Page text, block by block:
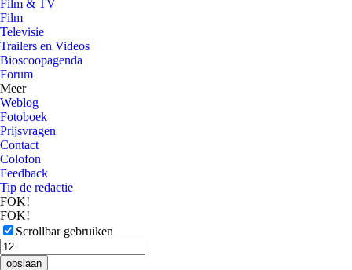
Film & TV
Film
Televisie
Trailers en Videos
Bioscoopagenda
Forum
Meer
Weblog
Fotoboek
Prijsvragen
Contact
Colofon
Feedback
Tip de redactie
FOK!
FOK!
Scrollbar gebruiken
opslaan